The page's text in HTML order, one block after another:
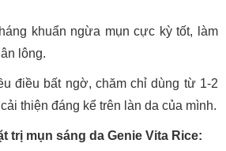
khuẩn ngừa mụn cực kỳ tốt, làm
lông.
điều bất ngờ, chăm chỉ dùng từ 1-2
thiện đáng kể trên làn da của mình.
trị mụn sáng da Genie Vita Rice: